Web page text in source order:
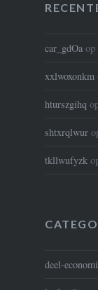
car_gdOaop
xxlwoxonkm
hturszgihq
shtxrqlwur
tkllwufyzk
deel-